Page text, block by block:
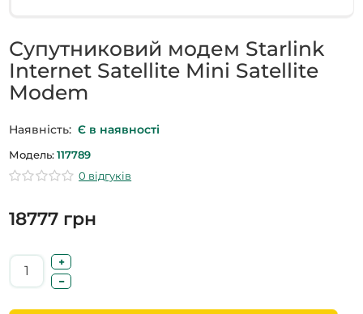
Супутниковий модем Starlink
Internet Satellite Mini Satellite
Modem
Наявність: Є в наявності
Модель: 117789
0 відгуків
18777 грн